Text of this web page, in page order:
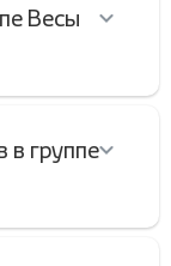
Весы
в группе